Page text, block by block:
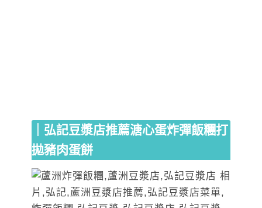
｜弘記豆漿店推薦溏心蛋炸彈飯糰打
拋豬肉蛋餅